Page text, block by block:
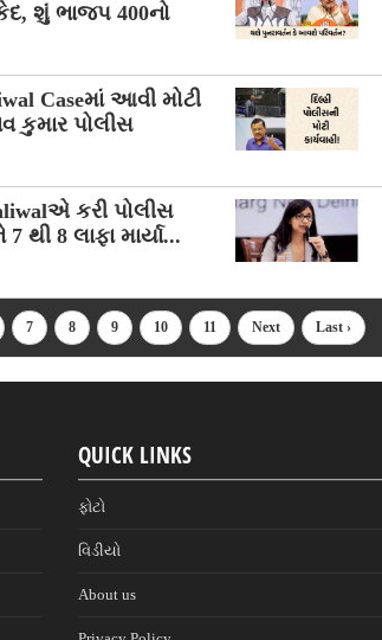
શું ભાજપ 400નો
Caseમાં આવી મોટી
કુમાર પોલીસ
કરી પોલીસ
8 લાફા માર્યા...
7 8 9 10 11 Next Last ›
QUICK LINKS
ફોટો
વિડીયો
About us